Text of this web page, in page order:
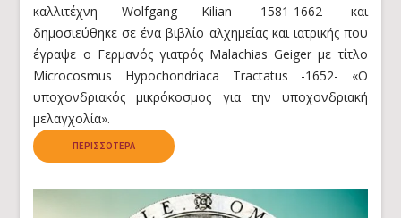
καλλιτέχνη Wolfgang Kilian -1581-1662- και
δημοσιεύθηκε σε ένα βιβλίο αλχημείας και ιατρικής που
έγραψε ο Γερμανός γιατρός Malachias Geiger με τίτλο
Microcosmus Hypochondriaca Tractatus -1652- «Ο
υποχονδριακός μικρόκοσμος για την υποχονδριακή
μελαγχολία».
ΠΕΡΙΣΣΌΤΕΡΑ